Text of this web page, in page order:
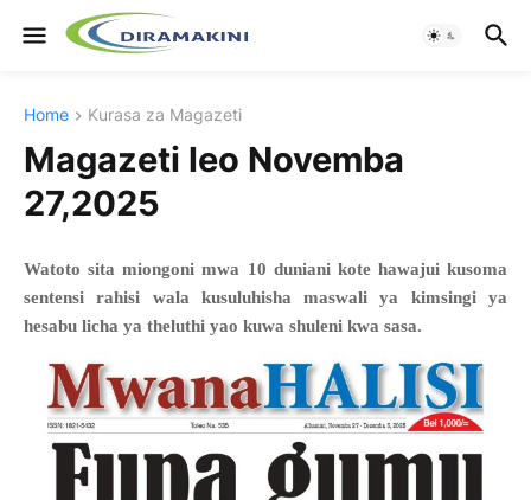
Home Kurasa za Magazeti
Magazeti leo Novemba
27,2025
Watoto sita miongoni mwa 10 duniani kote hawajui kusoma
sentensi rahisi wala kusuluhisha maswali ya kimsingi ya
hesabu licha ya theluthi yao kuwa shuleni kwa sasa.